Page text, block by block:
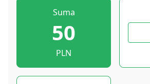
Suma
50
PLN